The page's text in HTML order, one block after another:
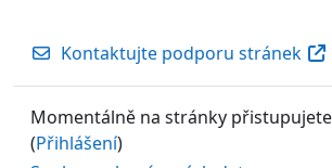
Kontaktujte podporu stránek
Momentálně na stránky
(Přihlášení)